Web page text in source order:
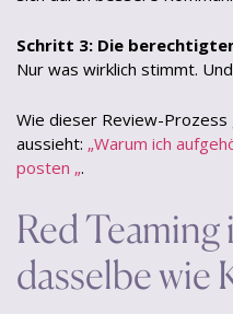
Schritt 3: Die
Nur was wirklich stimmt.
Wie dieser Review-
aussieht: „Warum ich
posten „.
Red
dasselbe wie